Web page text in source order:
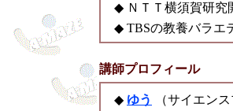
◆ ＮＴＴ横須賀研究
◆ TBSの教養バラエ
講師プロフィール
◆ ゆう
（サイエン